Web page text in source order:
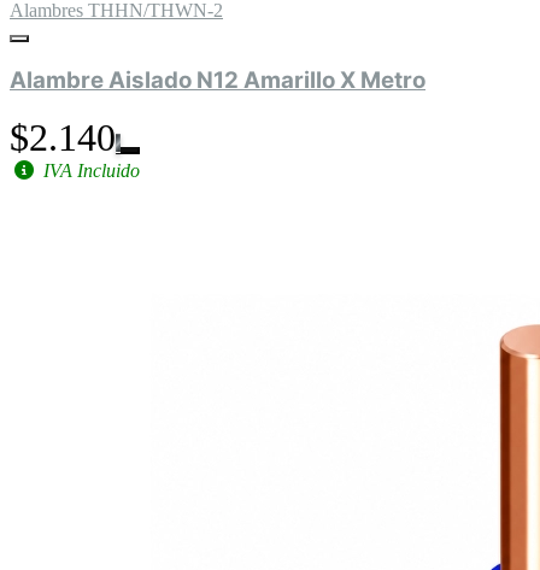
Alambres THHN/THWN-2
Alambre Aislado N12 Amarillo X Metro
$2.140
IVA Incluido